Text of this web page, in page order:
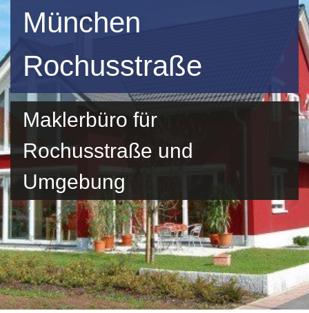
München
Rochusstraße
Maklerbüro für
Rochusstraße und
Umgebung